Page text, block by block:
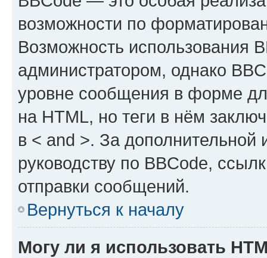
возможности по
Возможность использования
администратором, однако
уровне сообщения в форме
на HTML, но теги в нём
в < and >. За
руководству по BBCode,
отправки сообщений.
Вернуться к началу
Могу ли я использовать